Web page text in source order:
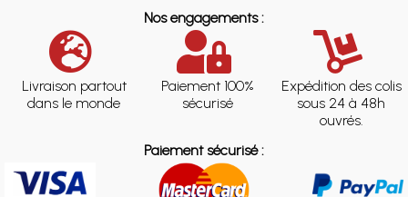
Nos engagements :
Livraison partout
dans le monde
Paiement 100%
sécurisé
Expédition des colis
sous 24 à 48h
ouvrés.
Paiement sécurisé :